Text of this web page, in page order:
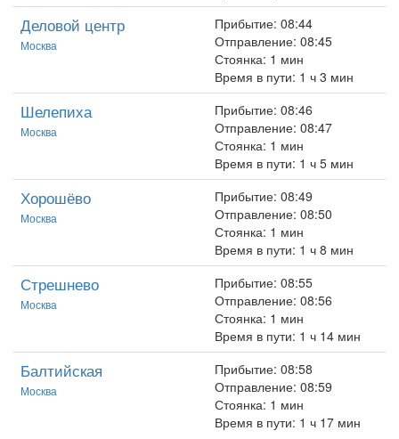
Деловой центр
Москва
Прибытие: 08:44
Отправление: 08:45
Стоянка: 1 мин
Время в пути: 1 ч 3 мин
Шелепиха
Москва
Прибытие: 08:46
Отправление: 08:47
Стоянка: 1 мин
Время в пути: 1 ч 5 мин
Хорошёво
Москва
Прибытие: 08:49
Отправление: 08:50
Стоянка: 1 мин
Время в пути: 1 ч 8 мин
Стрешнево
Москва
Прибытие: 08:55
Отправление: 08:56
Стоянка: 1 мин
Время в пути: 1 ч 14 мин
Балтийская
Москва
Прибытие: 08:58
Отправление: 08:59
Стоянка: 1 мин
Время в пути: 1 ч 17 мин